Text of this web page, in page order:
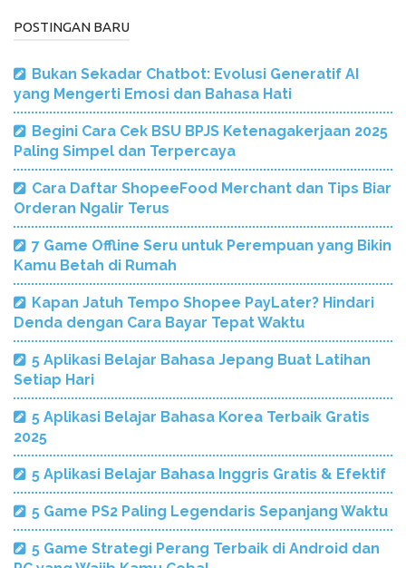
POSTINGAN BARU
Bukan Sekadar Chatbot: Evolusi Generatif AI
yang Mengerti Emosi dan Bahasa Hati
Begini Cara Cek BSU BPJS Ketenagakerjaan 2025
Paling Simpel dan Terpercaya
Cara Daftar ShopeeFood Merchant dan Tips Biar
Orderan Ngalir Terus
7 Game Offline Seru untuk Perempuan yang Bikin
Kamu Betah di Rumah
Kapan Jatuh Tempo Shopee PayLater? Hindari
Denda dengan Cara Bayar Tepat Waktu
5 Aplikasi Belajar Bahasa Jepang Buat Latihan
Setiap Hari
5 Aplikasi Belajar Bahasa Korea Terbaik Gratis
2025
5 Aplikasi Belajar Bahasa Inggris Gratis & Efektif
5 Game PS2 Paling Legendaris Sepanjang Waktu
5 Game Strategi Perang Terbaik di Android dan